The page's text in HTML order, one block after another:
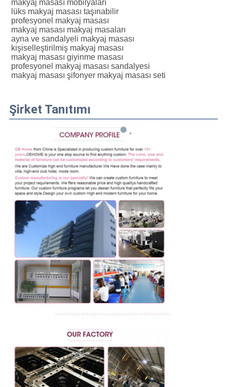
makyaj masası mobilyaları
lüks makyaj masası taşınabilir
profesyonel makyaj masası
makyaj masası makyaj masaları
ayna ve sandalyeli makyaj masası
kişiselleştirilmiş makyaj masası
makyaj masası giyinme masası
profesyonel makyaj masası sandalyesi
makyaj masası şifonyer makyaj masası seti
Şirket Tanıtımı